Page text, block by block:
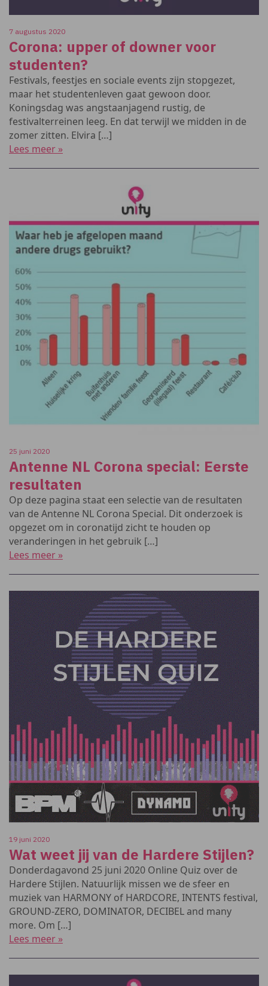
7 augustus 2020
Corona: upper of downer voor
studenten?
Festivals, feestjes en sociale events zijn stopgezet,
maar het studentenleven gaat gewoon door.
Koningsdag was angstaanjagend rustig, de
festivalterreinen leeg. En dat terwijl we midden in de
zomer zitten. Elvira […]
Lees meer »
25 juni 2020
Antenne NL Corona special: Eerste
resultaten
Op deze pagina staat een selectie van de resultaten
van de Antenne NL Corona Special. Dit onderzoek is
opgezet om in coronatijd zicht te houden op
veranderingen in het gebruik […]
Lees meer »
19 juni 2020
Wat weet jij van de Hardere Stijlen?
Donderdagavond 25 juni 2020 Online Quiz over de
Hardere Stijlen. Natuurlijk missen we de sfeer en
muziek van HARMONY of HARDCORE, INTENTS festival,
GROUND-ZERO, DOMINATOR, DECIBEL and many
more. Om […]
Lees meer »